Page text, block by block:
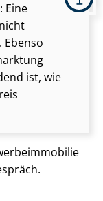
Eine
ist, wie